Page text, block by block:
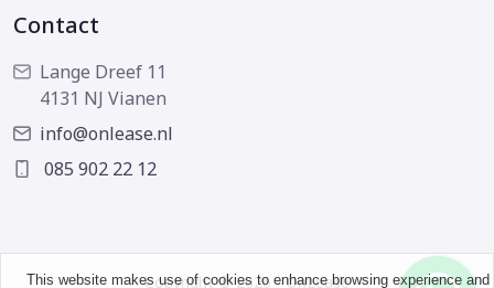
Contact
Lange Dreef 11
4131 NJ Vianen
info@onlease.nl
085 902 22 12
Copyright © 2026 - OnLease
This website makes use of cookies to enhance browsing experience and